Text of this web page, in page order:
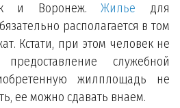
и Воронеж.Жилье для
располагается в том
Кстати, при этом человек не
служебной
жилплощадь не
ее можно сдавать внаем.